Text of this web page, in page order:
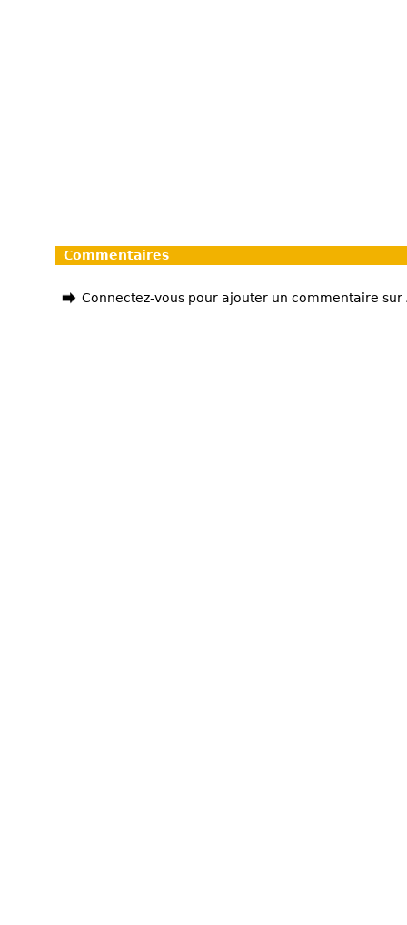
Commentaires
Connectez-vous pour ajouter un commentaire sur